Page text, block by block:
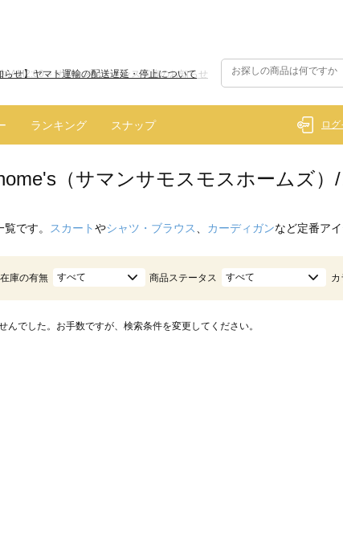
)AM2:00～サイトメンテナンス実施のお知らせ
ランキング スナップ ログ
（サマンサモスモスホームズ）
です。 スカートやシャツ・ブラウス カーディガンなど定番ア
在庫の有無 すべて 商品ステータス すべて カ
んでした。お手数ですが、検索条件を変更してください。